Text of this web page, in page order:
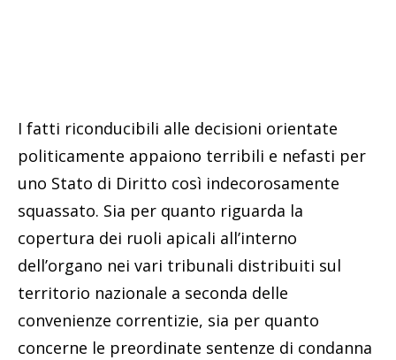
I fatti riconducibili alle decisioni orientate
politicamente appaiono terribili e nefasti per
uno Stato di Diritto così indecorosamente
squassato. Sia per quanto riguarda la
copertura dei ruoli apicali all’interno
dell’organo nei vari tribunali distribuiti sul
territorio nazionale a seconda delle
convenienze correntizie, sia per quanto
concerne le preordinate sentenze di condanna